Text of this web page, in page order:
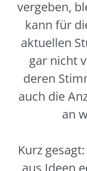
vergeben,
kann für
aktuellen
gar nicht
deren
auch die
an
Kurz
aus Ideen